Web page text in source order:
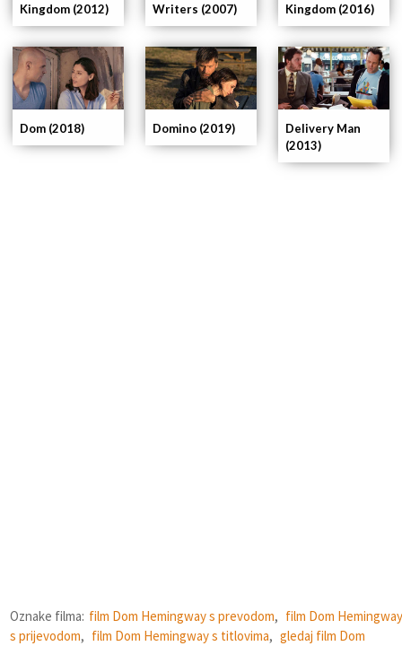
Domino (2019)
Dom (2018)
Kingdom (2016)
Writers (2007)
Kingdom (2012)
Delivery Man
(2013)
Oznake filma: film Dom Hemingway s prevodom, film Dom Hemingway
s prijevodom, film Dom Hemingway s titlovima, gledaj film Dom